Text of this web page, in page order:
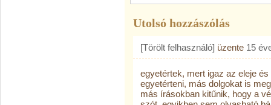
Utolsó hozzászólás
[Törölt felhasználó] üzente 15
egyetértek, mert igaz az eleje
egyetérteni, más dolgokat is
más írásokban kitűnik, hogy a